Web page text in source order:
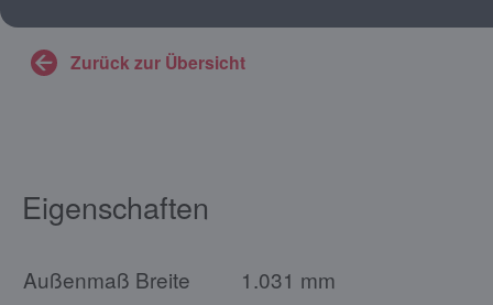
Zurück zur Übersicht
Eigenschaften
Außenmaß Breite 1.031 mm